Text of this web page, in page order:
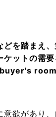
を踏まえ
ットの需
欲があり